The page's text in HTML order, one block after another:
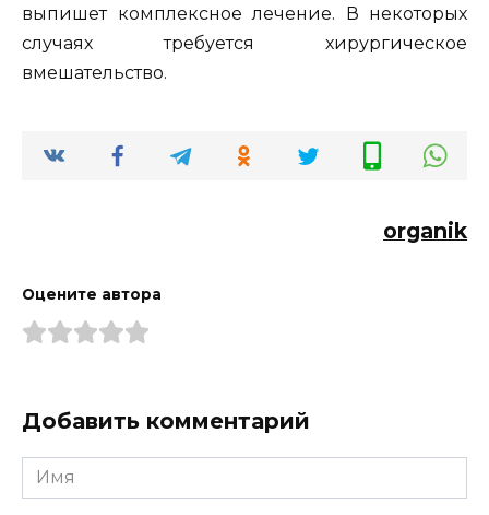
выпишет комплексное лечение. В некоторых
случаях требуется хирургическое
вмешательство.
organik
Оцените автора
Добавить комментарий
Имя
*